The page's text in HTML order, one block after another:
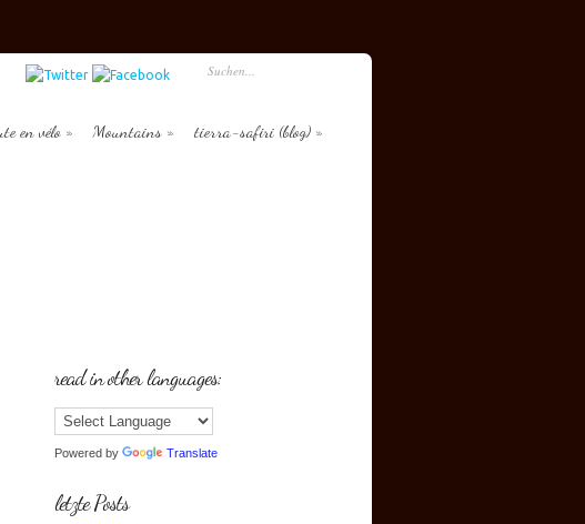
en vélo Mountains tierra-safiri (blog)
read in other languages:
Powered by Translate
letzte Posts